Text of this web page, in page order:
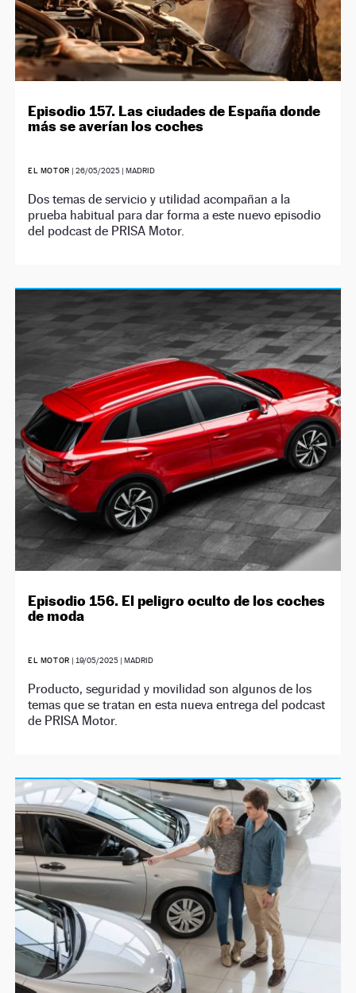
Episodio 157. Las ciudades de España donde
más se averían los coches
EL MOTOR | 26/05/2025| MADRID
Dos temas de servicio y utilidad acompañan a la
prueba habitual para dar forma a este nuevo episodio
del podcast de PRISA Motor.
Episodio 156. El peligro oculto de los coches
de moda
EL MOTOR | 19/05/2025| MADRID
Producto, seguridad y movilidad son algunos de los
temas que se tratan en esta nueva entrega del podcast
de PRISA Motor.